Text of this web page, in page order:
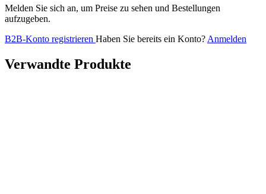
Melden Sie sich an, um Preise zu sehen und Bestellungen
aufzugeben.
B2B-Konto registrieren Haben Sie bereits ein Konto? Anmelden
Verwandte Produkte